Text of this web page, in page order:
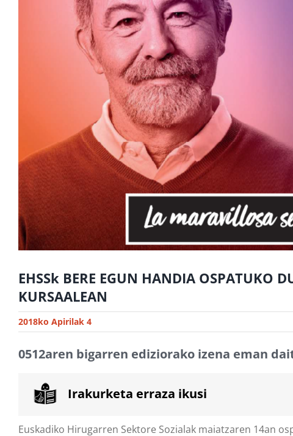
EHSSk BERE EGUN HANDIA OSPATUKO
KURSAALEAN
2018ko Apirilak 4
0512aren bigarren ediziorako izena eman
Irakurketa erraza ikusi
Euskadiko Hirugarren Sektore Sozialak maiatzaren 14an